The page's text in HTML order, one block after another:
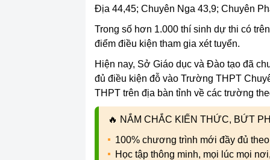
Địa 44,45; Chuyên Nga 43,9; Chuyên
Trong số hơn 1.000 thí sinh dự thi có
điểm điều kiện tham gia xét tuyển.
Hiện nay, Sở Giáo dục và Đào tạo đã
đủ điều kiện đỗ vào Trường THPT
THPT trên địa bàn tỉnh về các trường
🔥 NẮM CHẮC KIẾN THỨC, BỨT
100% chương trình mới đầy đủ
Học tập thông minh, mọi lúc mọi